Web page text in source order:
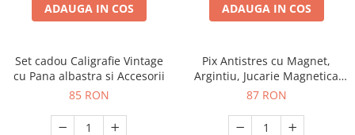
ADAUGA IN COS ADAUGA IN COS
Set cadou Caligrafie Vintage
cu Pana albastra si Accesorii
85 RON
Pix Antistres cu Magnet,
Argintiu, Jucarie Magnetica
pentru Birou
87 RON